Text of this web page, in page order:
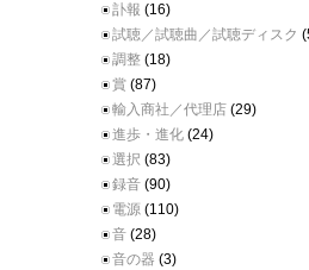
訃報 (16)
試聴／試聴曲／試聴ディスク
調整 (18)
賞 (87)
輸入商社／代理店 (29)
進歩・進化 (24)
選択 (83)
録音 (90)
電源 (110)
音 (28)
音の器 (3)